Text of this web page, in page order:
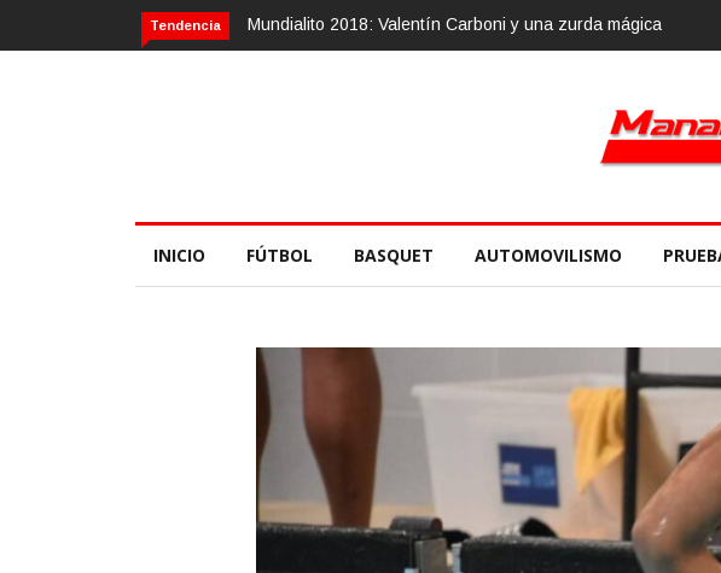
Tendencia
2018: Valentín Carboni y una zurda mágicaCalvario Race 2018, 10 de noviembre
INICIO FÚTBOL BASQUET AUTOMOVILISMO